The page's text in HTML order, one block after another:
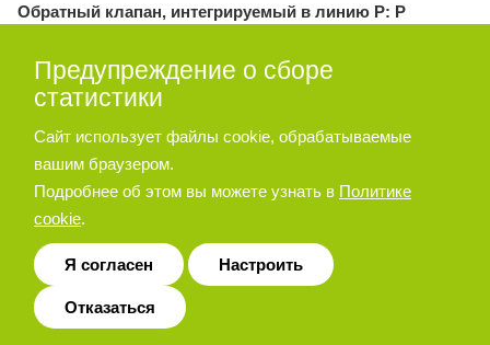
Обратный клапан, интегрируемый в линию P: P
клапаном, интегрированным в линию P. Такое исполнение
оптимально подходит для достижения требуемого
гидрораспределителя, в его исходном положении,
соединяется с сливом T. Давление открытия составляет 5
бар. Добавьте букву «P» к идентификационному коду,
чтобы заказать такую конфигурацию.
Предупреждение о сборе
статистики
Сайт использует файлы cookie, обрабатываемые
вашим браузером.
Подробнее об этом вы можете узнать в Политике
cookie.
Я согласен Настроить
Отказаться